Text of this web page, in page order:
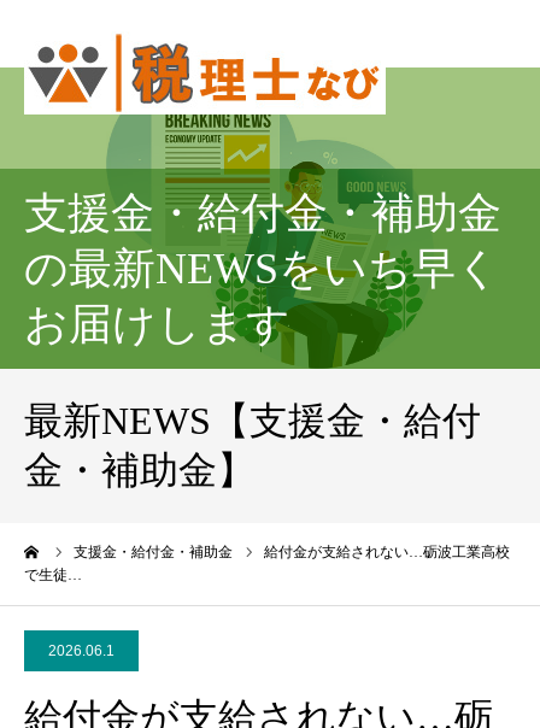
支援金・給付金・補助金
の最新NEWSをいち早く
お届けします
最新NEWS【支援金・給付
金・補助金】
支援金・給付金・補助金
給付金が支給されない…砺波工業高校
で生徒…
2026.06.1
給付金が支給されない…砺